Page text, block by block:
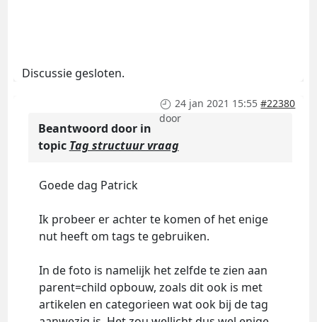
Discussie gesloten.
24 jan 2021 15:55 #22380
door
Beantwoord door in
topic Tag structuur vraag
Goede dag Patrick
Ik probeer er achter te komen of het enige
nut heeft om tags te gebruiken.
In de foto is namelijk het zelfde te zien aan
parent=child opbouw, zoals dit ook is met
artikelen en categorieen wat ook bij de tag